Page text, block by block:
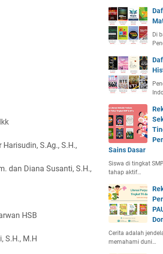
S.Ag., S.H.,
dan Diana Susanti, S.H.,
HSB
S.H., M.H
Di
Sains Dasar
Siswa di tingkat
tahap aktif…
Cerita adalah
memahami duni…